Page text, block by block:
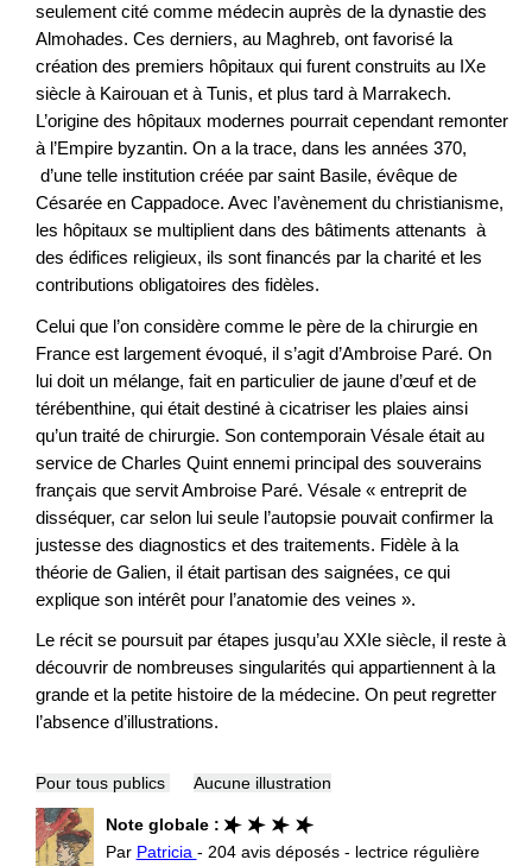
seulement cité comme médecin auprès de la dynastie des
Almohades. Ces derniers, au Maghreb, ont favorisé la
création des premiers hôpitaux qui furent construits au IXe
siècle à Kairouan et à Tunis, et plus tard à Marrakech.
L’origine des hôpitaux modernes pourrait cependant remonter
à l’Empire byzantin. On a la trace, dans les années 370,
d’une telle institution créée par saint Basile, évêque de
Césarée en Cappadoce. Avec l’avènement du christianisme,
les hôpitaux se multiplient dans des bâtiments attenants à
des édifices religieux, ils sont financés par la charité et les
contributions obligatoires des fidèles.
Celui que l’on considère comme le père de la chirurgie en
France est largement évoqué, il s’agit d’Ambroise Paré. On
lui doit un mélange, fait en particulier de jaune d’œuf et de
térébenthine, qui était destiné à cicatriser les plaies ainsi
qu’un traité de chirurgie. Son contemporain Vésale était au
service de Charles Quint ennemi principal des souverains
français que servit Ambroise Paré. Vésale « entreprit de
disséquer, car selon lui seule l’autopsie pouvait confirmer la
justesse des diagnostics et des traitements. Fidèle à la
théorie de Galien, il était partisan des saignées, ce qui
explique son intérêt pour l’anatomie des veines ».
Le récit se poursuit par étapes jusqu’au XXIe siècle, il reste à
découvrir de nombreuses singularités qui appartiennent à la
grande et la petite histoire de la médecine. On peut regretter
l’absence d’illustrations.
Pour tous publics Aucune illustration
Note globale :
Par Patricia - 204 avis déposés - lectrice régulière